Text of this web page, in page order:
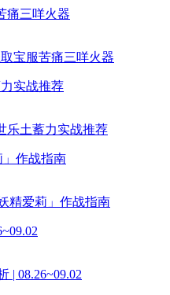
痛三咩火器
实战推荐
」作战指南